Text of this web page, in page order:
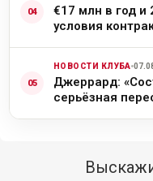
€17 млн в год и
условия
НОВОСТИ КЛУБА
Джеррард:
серьёзная